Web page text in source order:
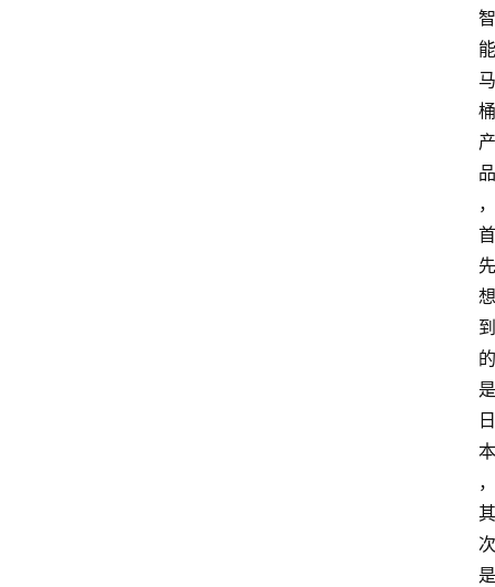
智
能
马
桶
产
品
，
首
先
想
到
的
是
日
本
，
其
次
是